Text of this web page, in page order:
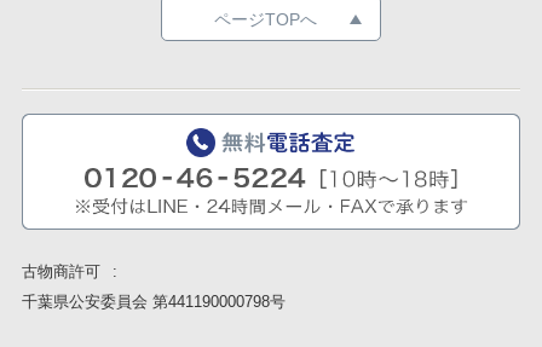
ページTOPへ
古物商許可
千葉県公安委員会 第441190000798号